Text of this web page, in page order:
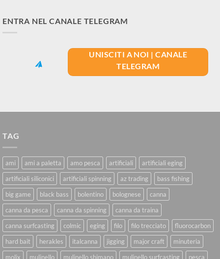
ENTRA NEL CANALE TELEGRAM
UNISCITI A NOI | CANALE
TELEGRAM
TAG
ami ami a paletta amo pesca artificiali
artificiali eging
artificiali siliconici
artificiali spinning az trading
bass fishing
big game
black bass bolentino bolognese
canna
canna da pesca
canna da spinning
canna da traina
canna surfcasting
colmic eging filo filo trecciato
fluorocarbon
hard bait
herakles italcanna jigging major craft
minuteria
molix
mulinello mulinello shimano mulinello surfcasting pesca